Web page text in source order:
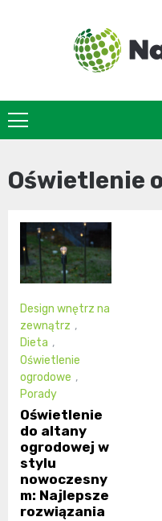
Oświetlenie
Design wnętrz na
zewnątrz ,
Dieta ,
Oświetlenie
ogrodowe ,
Porady
Oświetlenie
do altany
ogrodowej w
stylu
nowoczesny
m: Najlepsze
rozwiązania